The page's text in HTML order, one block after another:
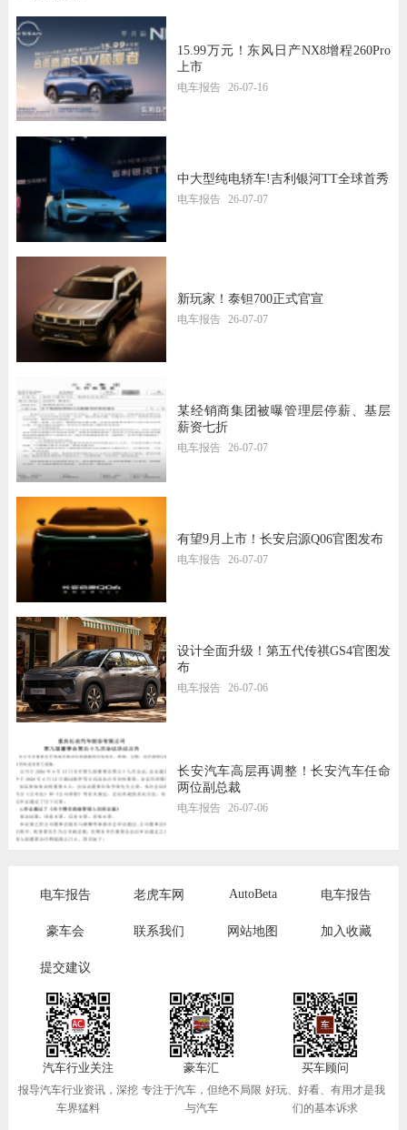
15.99万元！东风日产NX8增程260Pro
上市
电车报告 26-07-16
中大型纯电轿车!吉利银河TT全球首秀
电车报告 26-07-07
新玩家！泰钽700正式官宣
电车报告 26-07-07
某经销商集团被曝管理层停薪、基层
薪资七折
电车报告 26-07-07
有望9月上市！长安启源Q06官图发布
电车报告 26-07-07
设计全面升级！第五代传祺GS4官图发
布
电车报告 26-07-06
长安汽车高层再调整！长安汽车任命
两位副总裁
电车报告 26-07-06
电车报告 老虎车网 AutoBeta 电车报告
豪车会 联系我们 网站地图 加入收藏
提交建议
汽车行业关注
报导汽车行业资讯，深挖
车界猛料
豪车汇
专注于汽车，但绝不局限
与汽车
买车顾问
好玩、好看、有用才是我
们的基本诉求